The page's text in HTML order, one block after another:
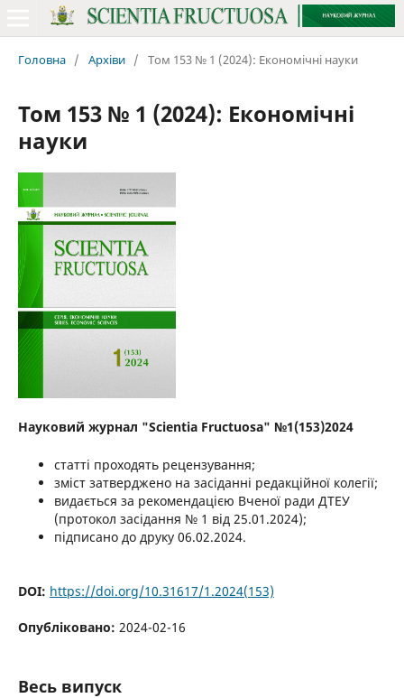
Головна / Архіви / Том 153 № 1 (2024): Економічні науки
Том 153 № 1 (2024): Економічні
науки
Науковий журнал "Scientia Fructuosa" №1(153)2024
статті проходять рецензування;
зміст затверджено на засіданні редакційної колегії;
видається за рекомендацією Вченої ради ДТЕУ
(протокол засідання № 1 від 25.01.2024);
підписано до друку 06.02.2024.
DOI: https://doi.org/10.31617/1.2024(153)
Опубліковано: 2024-02-16
Весь випуск